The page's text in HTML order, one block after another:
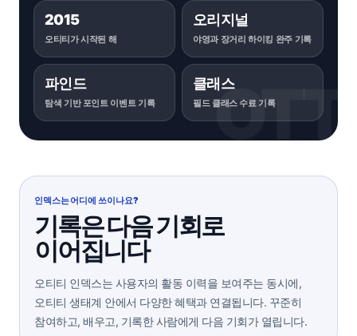
2015
오티티가 시작된 해
오리지널
야영과 장거리 하이킹 완주 기록
파인드
탐색 기반 포인트 이벤트 기록
클래스
필드 클래스 수료 기록
인덱스는 어디에 쓰이나요?
기록은 다음 기회로
이어집니다
오티티 인덱스는 사용자의 활동 이력을 보여주는 동시에,
오티티 생태계 안에서 다양한 혜택과 연결됩니다. 꾸준히
참여하고, 배우고, 기록한 사람에게 다음 기회가 열립니다.